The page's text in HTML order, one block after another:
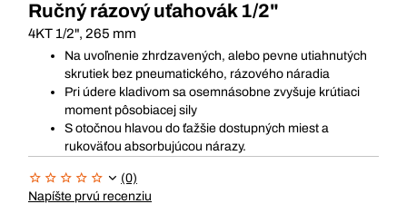
Ručný rázový uťahovák 1/2"
4KT 1/2", 265 mm
Na uvoľnenie zhrdzavených, alebo pevne utiahnutých
skrutiek bez pneumatického, rázového náradia
Pri údere kladivom sa osemnásobne zvyšuje krútiaci
moment pôsobiacej sily
S otočnou hlavou do ťažšie dostupných miest a
rukoväťou absorbujúcou nárazy.
(0)
Napíšte prvú recenziu